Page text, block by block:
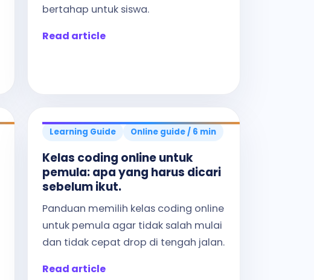
bertahap untuk siswa.
Read article
Learning Guide Online guide / 6 min
Kelas coding online untuk
pemula: apa yang harus dicari
sebelum ikut.
Panduan memilih kelas coding online
untuk pemula agar tidak salah mulai
dan tidak cepat drop di tengah jalan.
Read article